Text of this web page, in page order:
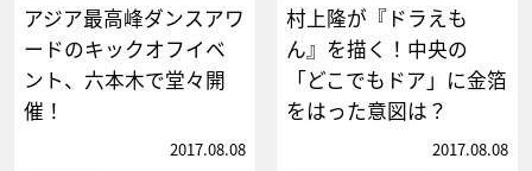
アジア最高峰ダンスアワ
ードのキックオフイベ
ント、六本木で堂々開
催！
2017.08.08
村上隆が『ドラえも
ん』を描く！中央の
「どこでもドア」に金箔
をはった意図は？
2017.08.08